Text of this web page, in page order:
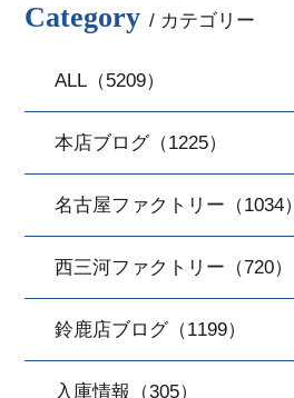
Category / カテゴリー
ALL（5209）
本店ブログ（1225）
名古屋ファクトリー（1034）
西三河ファクトリー（720）
鈴鹿店ブログ（1199）
入庫情報（305）